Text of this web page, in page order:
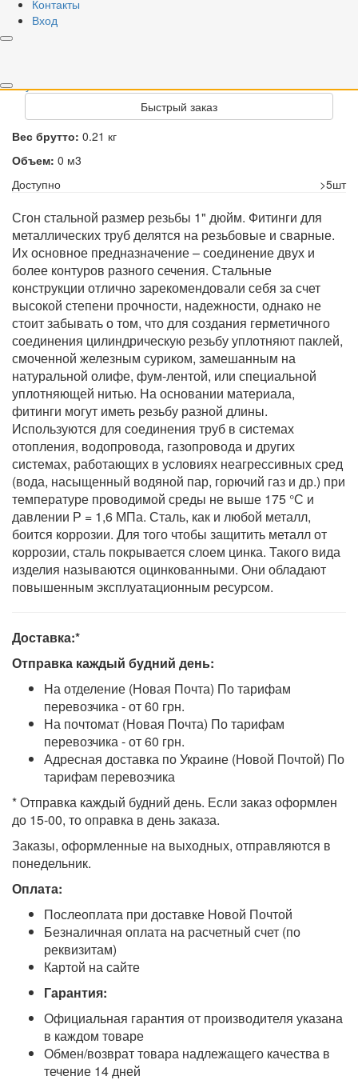
Контакты
Вход
Быстрый заказ
Вес брутто: 0.21 кг
Объем: 0 м3
Доступно
>5шт
Сгон стальной размер резьбы 1" дюйм. Фитинги для
металлических труб делятся на резьбовые и сварные.
Их основное предназначение – соединение двух и
более контуров разного сечения. Стальные
конструкции отлично зарекомендовали себя за счет
высокой степени прочности, надежности, однако не
стоит забывать о том, что для создания герметичного
соединения цилиндрическую резьбу уплотняют паклей,
смоченной железным суриком, замешанным на
натуральной олифе, фум-лентой, или специальной
уплотняющей нитью. На основании материала,
фитинги могут иметь резьбу разной длины.
Используются для соединения труб в системах
отопления, водопровода, газопровода и других
системах, работающих в условиях неагрессивных сред
(вода, насыщенный водяной пар, горючий газ и др.) при
температуре проводимой среды не выше 175 °С и
давлении Р = 1,6 МПа. Сталь, как и любой металл,
боится коррозии. Для того чтобы защитить металл от
коррозии, сталь покрывается слоем цинка. Такого вида
изделия называются оцинкованными. Они обладают
повышенным эксплуатационным ресурсом.
Доставка:*
Отправка каждый будний день:
На отделение (Новая Почта) По тарифам
перевозчика - от 60 грн.
На почтомат (Новая Почта) По тарифам
перевозчика - от 60 грн.
Адресная доставка по Украине (Новой Почтой) По
тарифам перевозчика
* Отправка каждый будний день. Если заказ оформлен
до 15-00, то оправка в день заказа.
Заказы, оформленные на выходных, отправляются в
понедельник.
Оплата:
Послеоплата при доставке Новой Почтой
Безналичная оплата на расчетный счет (по
реквизитам)
Картой на сайте
Гарантия:
Официальная гарантия от производителя указана
в каждом товаре
Обмен/возврат товара надлежащего качества в
течение 14 дней